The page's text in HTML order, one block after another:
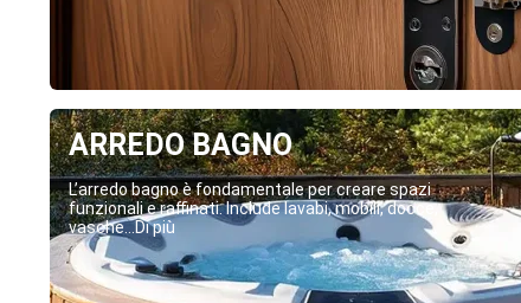
ARREDO BAGNO
L’arredo bagno è fondamentale per creare spazi
funzionali e raffinati. Include lavabi, mobili, docce,
vasche...Di più